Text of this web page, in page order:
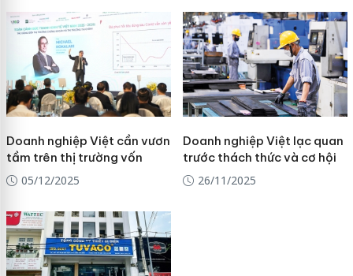
Doanh nghiệp Việt cần vươn
tầm trên thị trường vốn
05/12/2025
Doanh nghiệp Việt lạc quan
trước thách thức và cơ hội
26/11/2025